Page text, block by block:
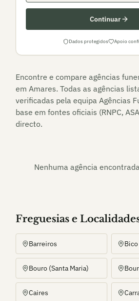
Continuar
Dados protegidos Apoio
Encontre e compare agências
em Amares. Todas as agências
verificadas pela equipa Agências
base em fontes oficiais (RNPC,
directo.
Nenhuma agência
Freguesias e
Barreiros Bico
Bouro (Santa Maria)
Caires